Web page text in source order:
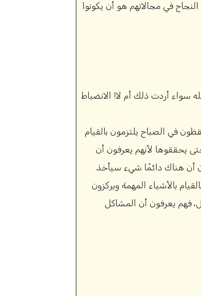
في مجالاتهم هو أن يكونوا
سواء أردت ذلك أم لا! الانضباط
في الصباح يلتزمون بالقيام
يحققوها لأنهم يعرفون أن
أن هناك دائمًا شيء سيأخذ
بالأشياء المهمة ويركزون
فهم يعرفون أن المشاكل